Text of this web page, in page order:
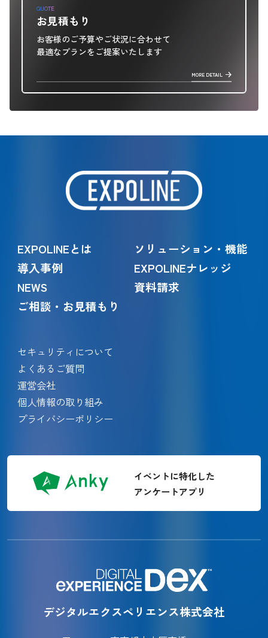
QUOTE
お見積もり
お客様のご予算やご状況に合わせて
最適なプランをご提案いたします
MORE DETAIL
EXPOLINEとは
ソリューション・機能
導入事例
EXPOLINEナレッジ
NEWS
資料請求
ご相談・お見積もり
セキュリティについて
よくあるご質問
運営会社
個人情報の取り組み
プライバシーポリシー
イベントに特化した
アンケートアプリ
デジタルエクスペリエンス株式会社